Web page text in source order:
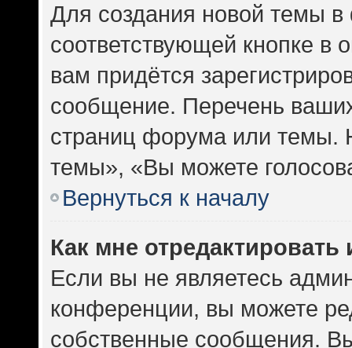
Для создания новой темы
соответствующей кнопке
вам придётся
сообщение. Перечень
страниц форума или темы.
темы», «Вы можете
Вернуться к началу
Как мне
Если вы не являетесь
конференции, вы можете
собственные сообщения.